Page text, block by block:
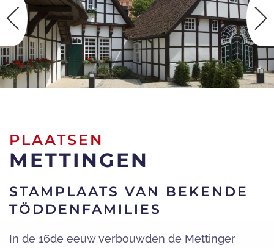
PLAATSEN
METTINGEN
STAMPLAATS VAN BEKENDE
TÖDDENFAMILIES
In de 16de eeuw verbouwden de Mettinger